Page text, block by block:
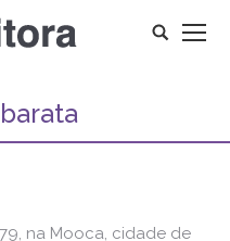
Search:
na Mooca, cidade de